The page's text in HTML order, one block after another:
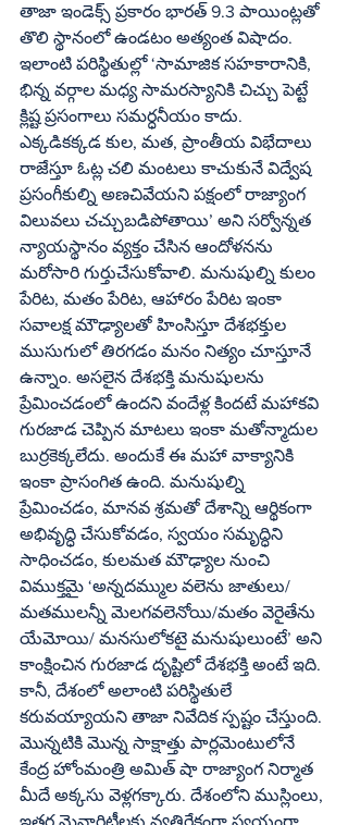
తాజా ఇండెక్స్‌ ప్రకారం భారత్‌ 9.3 పాయింట్లతో
తొలి స్థానంలో ఉండటం అత్యంత విషాదం.
ఇలాంటి పరిస్థితుల్లో ‘సామాజిక సహకారానికి,
భిన్న వర్గాల మధ్య సామరస్యానికి చిచ్చు పెట్టే
క్లిష్ట ప్రసంగాలు సమర్ధనీయం కాదు.
ఎక్కడికక్కడ కుల, మత, ప్రాంతీయ విభేదాలు
రాజేస్తూ ఓట్ల చలి మంటలు కాచుకునే విద్వేష
ప్రసంగీకుల్ని అణచివేయని పక్షంలో రాజ్యాంగ
విలువలు చచ్చుబడిపోతాయి’ అని సర్వోన్నత
న్యాయస్థానం వ్యక్తం చేసిన ఆందోళనను
మరోసారి గుర్తుచేసుకోవాలి. మనుషుల్ని కులం
పేరిట, మతం పేరిట, ఆహారం పేరిట ఇంకా
సవాలక్ష మౌఢ్యాలతో హింసిస్తూ దేశభక్తుల
ముసుగులో తిరగడం మనం నిత్యం చూస్తూనే
ఉన్నాం. అసలైన దేశభక్తి మనుషులను
ప్రేమించడంలో ఉందని వందేళ్ల కిందటే మహాకవి
గురజాడ చెప్పిన మాటలు ఇంకా మతోన్మాదుల
బుర్రకెక్కలేదు. అందుకే ఈ మహా వాక్యానికి
ఇంకా ప్రాసంగిత ఉంది. మనుషుల్ని
ప్రేమించడం, మానవ శ్రమతో దేశాన్ని ఆర్థికంగా
అభివృద్ధి చేసుకోవడం, స్వయం సమృద్ధిని
సాధించడం, కులమత మౌఢ్యాల నుంచి
విముక్తమై ‘అన్నదమ్ముల వలెను జాతులు/
మతములన్నీ మెలగవలెనోయి/మతం వెరైతేను
యేమోయి/ మనసులోకటై మనుషులుంటే’ అని
కాంక్షించిన గురజాడ దృష్టిలో దేశభక్తి అంటే ఇది.
కానీ, దేశంలో అలాంటి పరిస్థితులే
కరువయ్యాయని తాజా నివేదిక స్పష్టం చేస్తుంది.
మొన్నటికి మొన్న సాక్షాత్తు పార్లమెంటులోనే
కేంద్ర హోంమంత్రి అమిత్‌ షా రాజ్యాంగ నిర్మాత
మీదే అక్కసు వెళ్లగక్కారు. దేశంలోని ముస్లింలు,
ఇతర మైనారిటీలకు వ్యతిరేకంగా స్వయంగా